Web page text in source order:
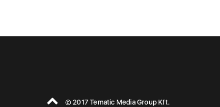
© 2017 Tematic Media Group Kft.